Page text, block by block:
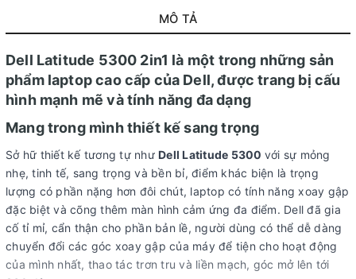
MÔ TẢ
Dell Latitude 5300 2in1 là một trong những sản
phẩm laptop cao cấp của Dell, được trang bị cấu
hình mạnh mẽ và tính năng đa dạng
Mang trong mình thiết kế sang trọng
Sở hữ thiết kế tương tự như Dell Latitude 5300 với sự mỏng
nhẹ, tinh tế, sang trọng và bền bỉ, điểm khác biện là trọng
lượng có phần nặng hơn đôi chút, laptop có tính năng xoay gập
đặc biệt và cõng thêm màn hình cảm ứng đa điểm. Dell đã gia
cố tỉ mỉ, cẩn thận cho phần bản lề, người dùng có thể dễ dàng
chuyển đổi các góc xoay gập của máy để tiện cho hoạt động
của mình nhất, thao tác trơn tru và liền mạch, góc mở lên tới